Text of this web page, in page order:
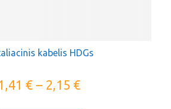
kabelis HDGs
€– 2,15 €